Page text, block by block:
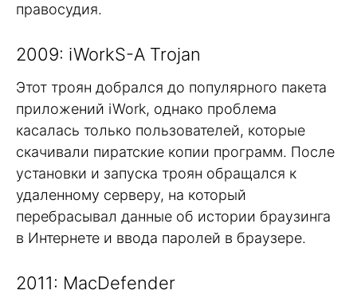
правосудия.
2009: iWorkS-A Trojan
Этот троян добрался до популярного пакета
приложений iWork, однако проблема
касалась только пользователей, которые
скачивали пиратские копии программ. После
установки и запуска троян обращался к
удаленному серверу, на который
перебрасывал данные об истории браузинга
в Интернете и ввода паролей в браузере.
2011: MacDefender